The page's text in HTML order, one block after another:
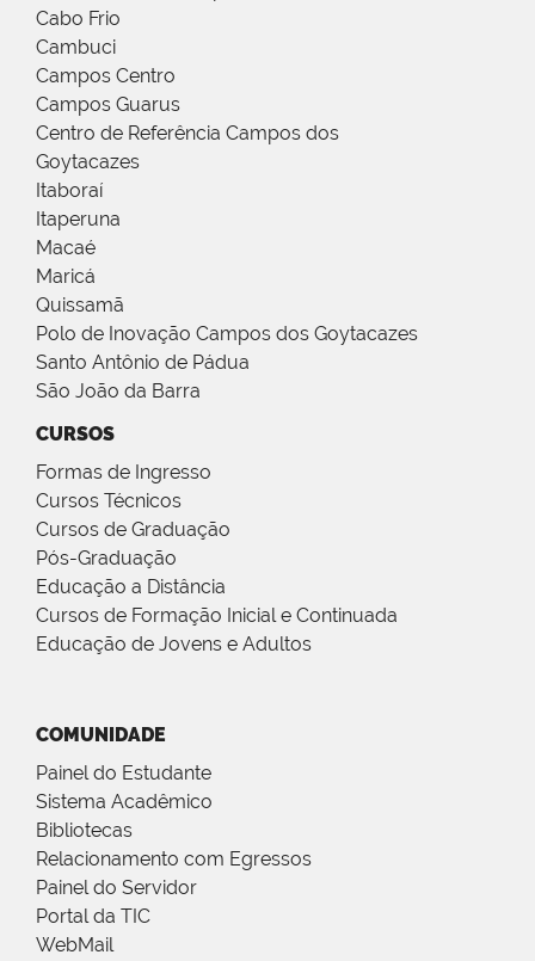
Cabo Frio
Cambuci
Campos Centro
Campos Guarus
Centro de Referência Campos dos
Goytacazes
Itaboraí
Itaperuna
Macaé
Maricá
Quissamã
Polo de Inovação Campos dos Goytacazes
Santo Antônio de Pádua
São João da Barra
CURSOS
Formas de Ingresso
Cursos Técnicos
Cursos de Graduação
Pós-Graduação
Educação a Distância
Cursos de Formação Inicial e Continuada
Educação de Jovens e Adultos
COMUNIDADE
Painel do Estudante
Sistema Acadêmico
Bibliotecas
Relacionamento com Egressos
Painel do Servidor
Portal da TIC
WebMail